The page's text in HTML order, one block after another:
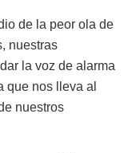
de la peor ola de
nuestras
la voz de alarma
que nos lleva al
nuestros